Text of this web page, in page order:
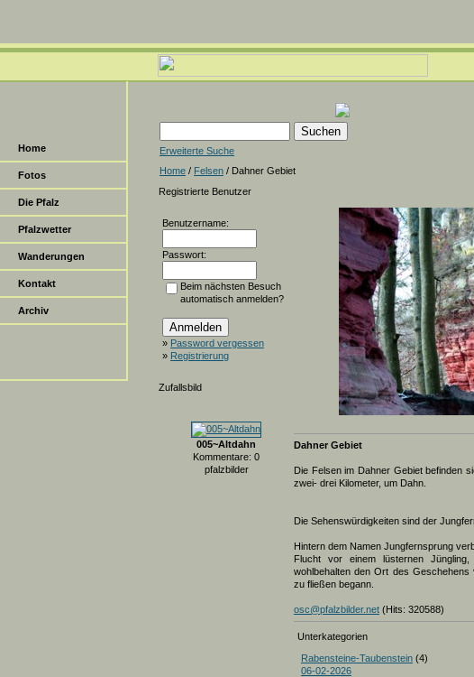
Home
Fotos
Die Pfalz
Pfalzwetter
Wanderungen
Kontakt
Archiv
Erweiterte Suche
Home / Felsen / Dahner Gebiet
Registrierte Benutzer
Benutzername:
Passwort:
Beim nächsten Besuch
automatisch anmelden?
» Password vergessen
» Registrierung
Zufallsbild
005~Altdahn
Kommentare: 0
pfalzbilder
Dahner Gebiet
Die Felsen im Dahner Gebiet befinden
zwei- drei Kilometer, um Dahn.
Die Sehenswürdigkeiten sind der
Hintern dem Namen Jungfernsprung
Flucht vor einem lüsternen
wohlbehalten den Ort des Geschehens
zu fließen begann.
osc@pfalzbilder.net (Hits: 320588)
Unterkategorien
Rabensteine-Taubenstein (4)
06-02-2026